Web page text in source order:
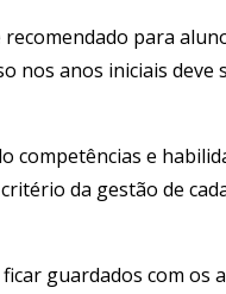
para
nos anos iniciais
e
da gestão de
guardados com